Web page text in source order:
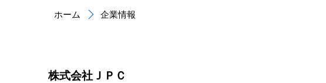
ホーム 企業情報
株式会社ＪＰＣ